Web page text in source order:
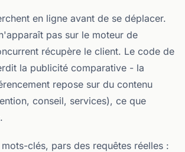
en ligne avant de se déplacer.
pas sur le moteur de
récupère le client. Le code de
la publicité comparative - la
repose sur du contenu
conseil, services), ce que
clés, pars des requêtes réelles :